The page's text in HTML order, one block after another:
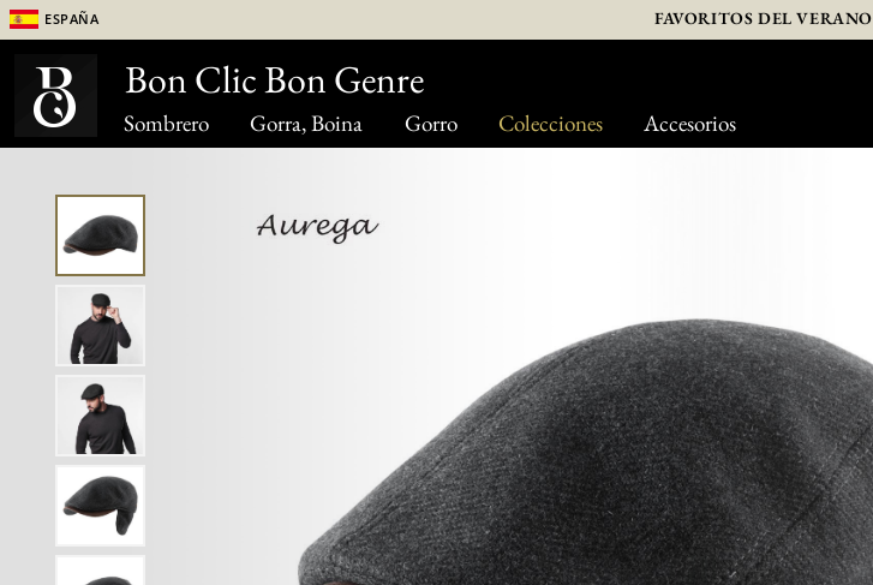
Sombrero Gorra, Boina Gorro Colecciones Accesorios
España FAVORITOS DEL VERANO
Bon Clic Bon Genre